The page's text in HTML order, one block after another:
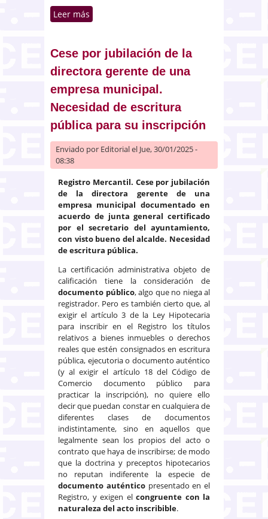
Leer más
contable
Cese por jubilación de la
directora gerente de una
empresa municipal.
Necesidad de escritura
pública para su inscripción
Enviado por Editorialel Jue, 30/01/2025 -
08:38
Registro Mercantil. Cese por jubilación
de la directora gerente de una
empresa municipal documentado en
acuerdo de junta general certificado
por el secretario del ayuntamiento,
con visto bueno del alcalde. Necesidad
de escritura pública.
La certificación administrativa objeto de
calificación tiene la consideración de
documento público, algo que no niega al
registrador. Pero es también cierto que, al
exigir el artículo 3 de la Ley Hipotecaria
para inscribir en el Registro los títulos
relativos a bienes inmuebles o derechos
reales que estén consignados en escritura
pública, ejecutoria o documento auténtico
(y al exigir el artículo 18 del Código de
Comercio documento público para
practicar la inscripción), no quiere ello
decir que puedan constar en cualquiera de
diferentes clases de documentos
indistintamente, sino en aquellos que
legalmente sean los propios del acto o
contrato que haya de inscribirse; de modo
que la doctrina y preceptos hipotecarios
no reputan indiferente la especie de
documento auténticopresentado en el
Registro, y exigen el congruente con la
naturaleza del acto inscribible.